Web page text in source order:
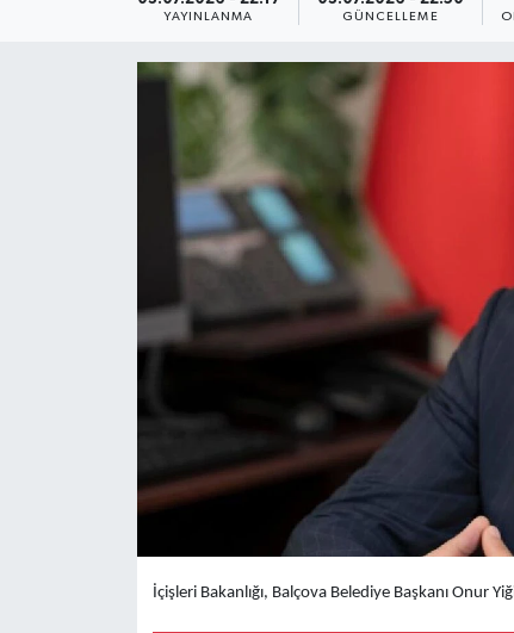
YAYINLANMA GÜNCELLEME
İçişleri Bakanlığı, Balçova Belediye Başkanı Onur